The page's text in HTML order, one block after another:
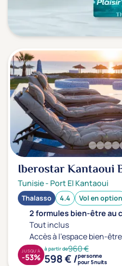
Iberostar Kantaoui
Tunisie- Port El Kantaoui
Thalasso 4.4 Vol en option
2 formules bien-être au
Tout inclus
Accès à l'espace bien-être
à partir de960 €
598 € /personne
pour 5 nuits
JUSQU'À
-53%